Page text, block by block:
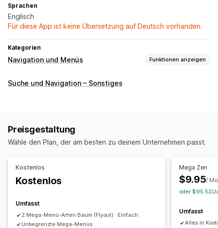
Sprachen
Englisch
Für diese App ist keine Übersetzung auf Deutsch vorhanden.
Kategorien
Navigation und Menüs Funktionen anzeigen
Menü-Stil
Suche
Anpassung
Farbe und Schriftart
Badges und Etiketten
Benutzerdefiniertes CSS
Mehrere Sprachen
Responsivität für Mobilgeräte SEO
Suche und Navigation – Sonstiges
Preisgestaltung
Wähle den Plan, der am besten zu deinem Unternehmen passt.
Kostenlos
Kostenlos
Umfasst
2 Mega-Menü-Arten Baum (Flyout) · Einfach
Unbegrenzte Mega-Menüs
Mega Zen
$9.95/
oder $95.52/
Umfasst
Alles in